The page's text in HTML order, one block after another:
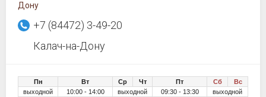
Дону
+7 (84472) 3-49-20
Калач-на-Дону
Пн Вт Ср Чт Пт Сб
Вс
выходной
10:00 - 14:00 выходной 09:30 - 13:30
выходной